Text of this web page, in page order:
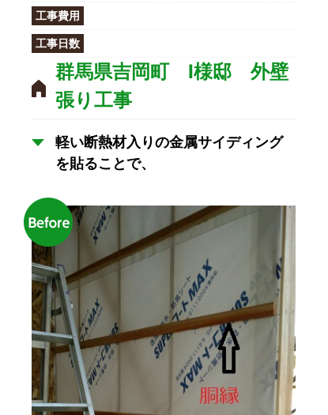
工事費用
工事日数
群馬県吉岡町 I様邸 外壁
張り工事
軽い断熱材入りの金属サイディング
を貼ることで、